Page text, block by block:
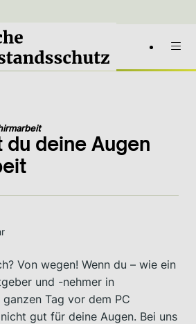
deine Augen
Von wegen! Wenn du – wie ein
und -nehmer in
Tag vor dem PC
gut für deine Augen. Bei uns